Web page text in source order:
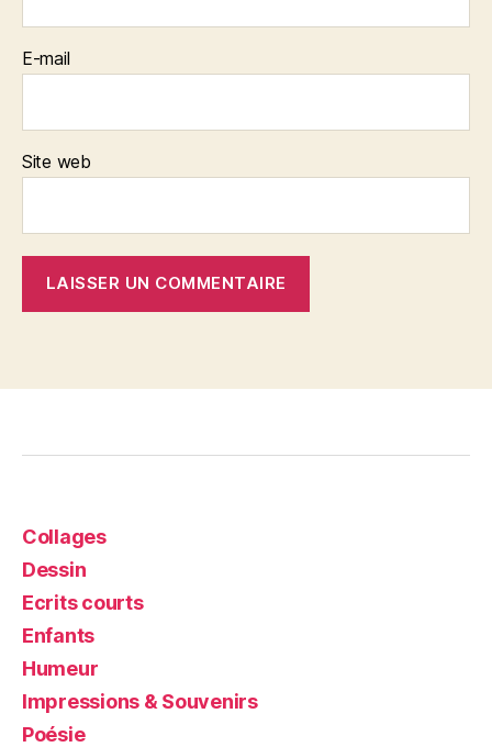
E-mail
Site web
Collages
Dessin
Ecrits courts
Enfants
Humeur
Impressions & Souvenirs
Poésie